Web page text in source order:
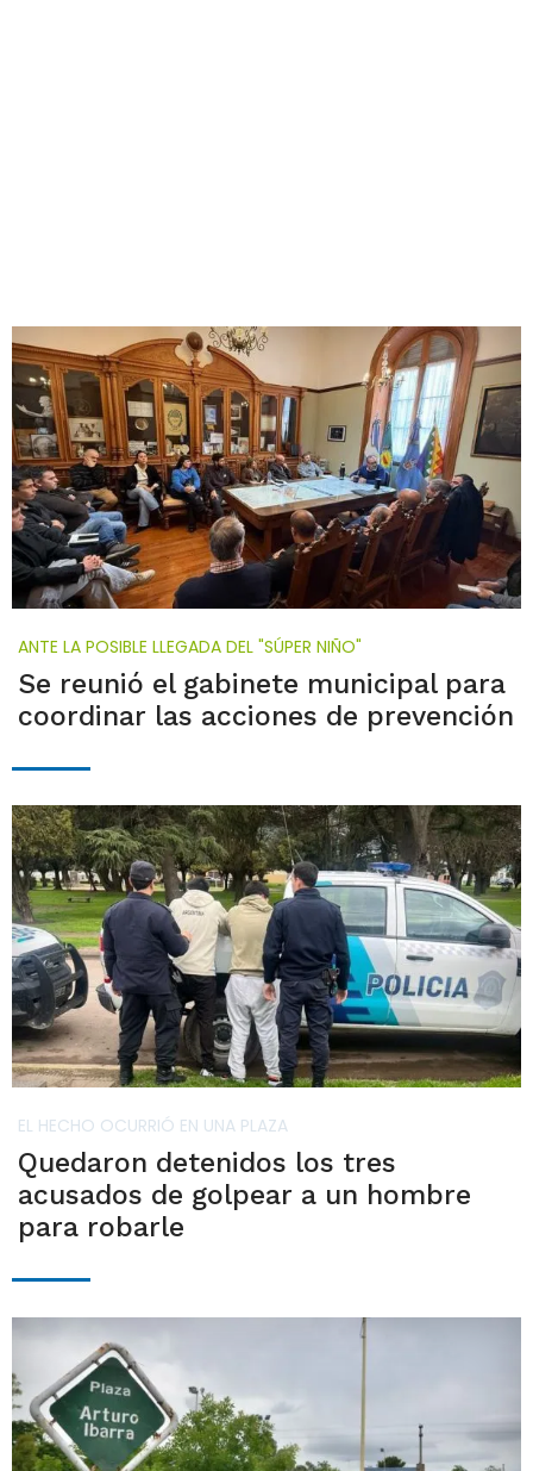
ANTE LA POSIBLE LLEGADA DEL "SÚPER NIÑO"
Se reunió el gabinete municipal para
coordinar las acciones de prevención
EL HECHO OCURRIÓ EN UNA PLAZA
Quedaron detenidos los tres
acusados de golpear a un hombre
para robarle